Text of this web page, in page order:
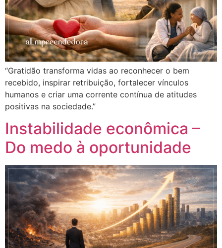
“Gratidão transforma vidas ao reconhecer o bem
recebido, inspirar retribuição, fortalecer vínculos
humanos e criar uma corrente contínua de atitudes
positivas na sociedade.”
Instabilidade econômica –
Do medo à oportunidade